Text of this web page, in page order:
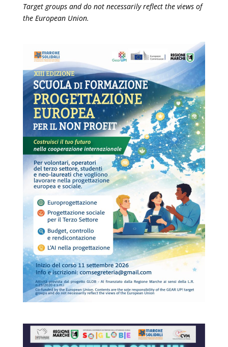
Target groups and do not necessarily reflect the views of
the European Union.